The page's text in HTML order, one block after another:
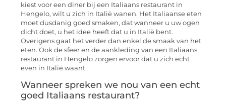
kiest voor een diner bij een Italiaans restaurant in
Hengelo, wilt u zich in Italië wanen. Het Italiaanse eten
moet dusdanig goed smaken, dat wanneer u uw ogen
dicht doet, u het idee heeft dat u in Italië bent.
Overigens gaat het verder dan enkel de smaak van het
eten. Ook de sfeer en de aankleding van een Italiaans
restaurant in Hengelo zorgen ervoor dat u zich echt
even in Italië waant.
Wanneer spreken we nou van een echt
goed Italiaans restaurant?